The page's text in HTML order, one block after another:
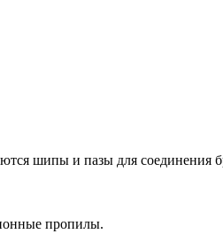
шипы и пазы для соединения
пропилы.